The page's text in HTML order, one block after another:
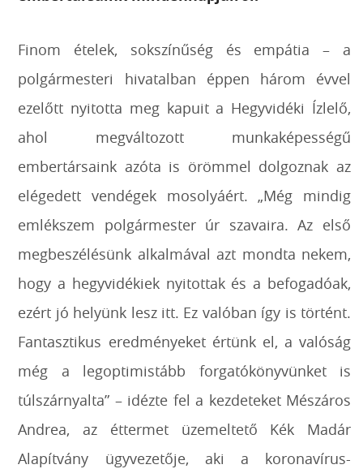
Finom ételek, sokszínűség és empátia – a
polgármesteri hivatalban éppen három évvel
ezelőtt nyitotta meg kapuit a Hegyvidéki Ízlelő,
ahol megváltozott munkaképességű
embertársaink azóta is örömmel dolgoznak az
elégedett vendégek mosolyáért. „Még mindig
emlékszem polgármester úr szavaira. Az első
megbeszélésünk alkalmával azt mondta nekem,
hogy a hegyvidékiek nyitottak és a befogadóak,
ezért jó helyünk lesz itt. Ez valóban így is történt.
Fantasztikus eredményeket értünk el, a valóság
még a legoptimistább forgatókönyvünket is
túlszárnyalta” – idézte fel a kezdeteket Mészáros
Andrea, az éttermet üzemeltető Kék Madár
Alapítvány ügyvezetője, aki a koronavírus-